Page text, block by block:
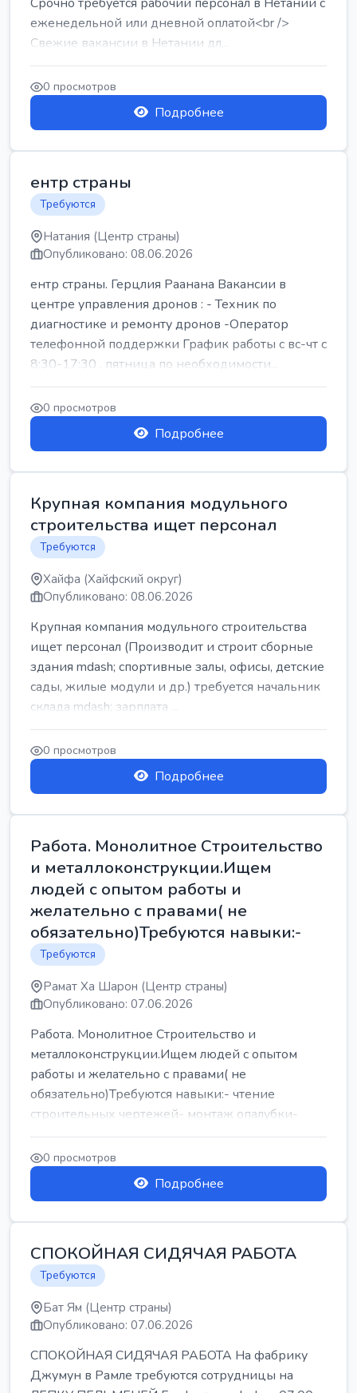
еженедельной или дневной оплатой<br />
Свежие вакансии в Нетании дл...
0 просмотров
Подробнее
ентр страны
Требуются
Натания (Центр страны)
Опубликовано: 08.06.2026
ентр страны. Герцлия Раанана Вакансии в
центре управления дронов : - Техник по
диагностике и ремонту дронов -Оператор
телефонной поддержки График работы с вс-чт с
8:30-17:30 , пятница по необходимости...
0 просмотров
Подробнее
Крупная компания модульного
строительства ищет персонал
Требуются
Хайфа (Хайфский округ)
Опубликовано: 08.06.2026
Крупная компания модульного строительства
ищет персонал (Производит и строит сборные
здания mdash; спортивные залы, офисы, детские
сады, жилые модули и др.) требуется начальник
склада mdash; зарплата ...
0 просмотров
Подробнее
Работа. Монолитное Строительство
и металлоконструкции.Ищем
людей с опытом работы и
желательно с правами( не
обязательно)Требуются навыки:-
Требуются
Рамат Ха Шарон (Центр страны)
Опубликовано: 07.06.2026
Работа. Монолитное Строительство и
металлоконструкции.Ищем людей с опытом
работы и желательно с правами( не
обязательно)Требуются навыки:- чтение
строительных чертежей- монтаж опалубки-
армокаркасыОпл...
0 просмотров
Подробнее
СПОКОЙНАЯ СИДЯЧАЯ РАБОТА
Требуются
Бат Ям (Центр страны)
Опубликовано: 07.06.2026
СПОКОЙНАЯ СИДЯЧАЯ РАБОТА На фабрику
Джумун в Рамле требуются сотрудницы на